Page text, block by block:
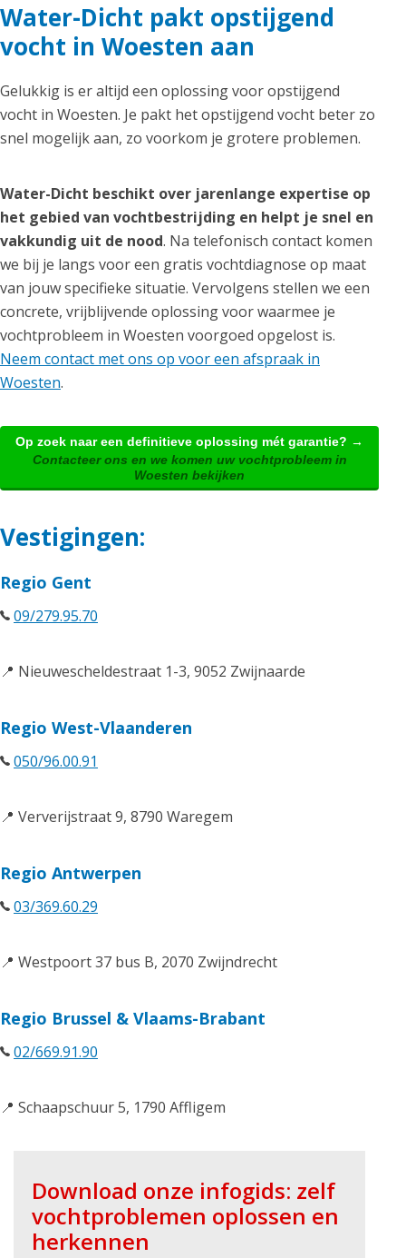
Water-Dicht pakt opstijgend
vocht in Woesten aan
Gelukkig is er altijd een oplossing voor opstijgend
vocht in Woesten. Je pakt het opstijgend vocht beter zo
snel mogelijk aan, zo voorkom je grotere problemen.
Water-Dicht beschikt over jarenlange expertise op
het gebied van vochtbestrijding en helpt je snel en
vakkundig uit de nood. Na telefonisch contact komen
we bij je langs voor een gratis vochtdiagnose op maat
van jouw specifieke situatie. Vervolgens stellen we een
concrete, vrijblijvende oplossing voor waarmee je
vochtprobleem in Woesten voorgoed opgelost is.
Neem contact met ons op voor een afspraak in
Woesten.
Op zoek naar een definitieve oplossing mét garantie? →
Contacteer ons en we komen uw vochtprobleem in
Woesten bekijken
Vestigingen:
Regio Gent
09/279.95.70
📍 Nieuwescheldestraat 1-3, 9052 Zwijnaarde
Regio West-Vlaanderen
050/96.00.91
📍 Ververijstraat 9, 8790 Waregem
Regio Antwerpen
03/369.60.29
📍 Westpoort 37 bus B, 2070 Zwijndrecht
Regio Brussel & Vlaams-Brabant
02/669.91.90
📍 Schaapschuur 5, 1790 Affligem
Download onze infogids: zelf
vochtproblemen oplossen en
herkennen